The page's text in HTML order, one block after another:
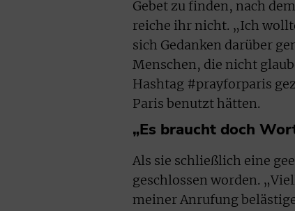
Gebet zu finden, nach
reiche ihr nicht. „Ich
sich Gedanken darüber
Menschen, die nicht
Hashtag #prayforparis
Paris benutzt hätten.
„Es braucht doch
Als sie schließlich eine
geschlossen worden.
meiner Anrufung